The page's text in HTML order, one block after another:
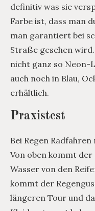
definitiv was sie
Farbe ist, dass man
man garantiert bei
Straße gesehen
nicht ganz so Neon-
auch noch in Blau,
erhältlich.
Praxistest
Bei Regen
Von oben kommt der
Wasser von den
kommt der
längeren Tour und